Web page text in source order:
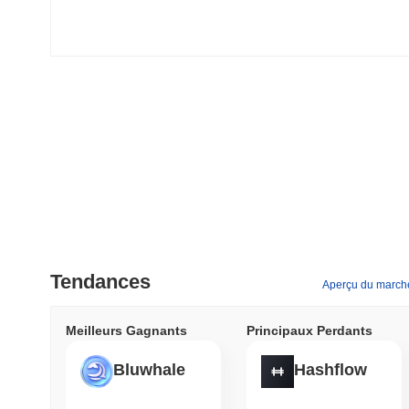
Tendances Aperçu du
Meilleurs Gagnants
Bluwhale
Principaux Perdants
Hashflow